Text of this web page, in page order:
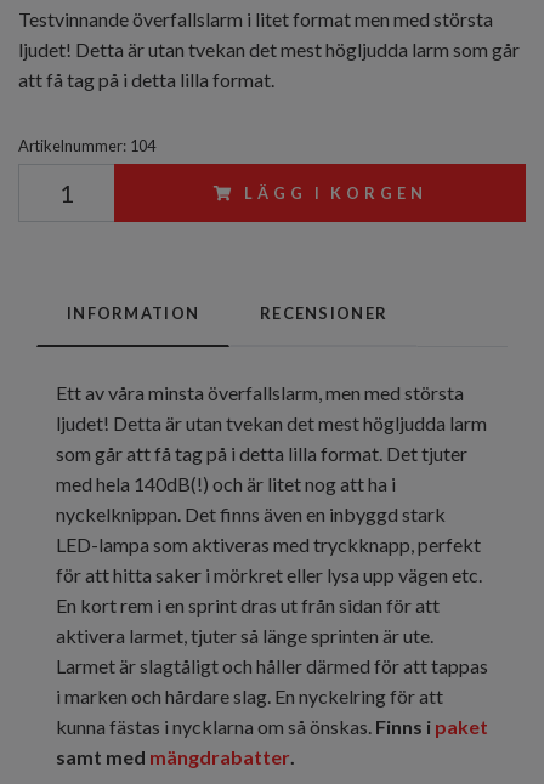
Testvinnande överfallslarm i litet format men med största
ljudet! Detta är utan tvekan det mest högljudda larm som går
att få tag på i detta lilla format.
Artikelnummer: 104
LÄGG I KORGEN
INFORMATION RECENSIONER
Ett av våra minsta överfallslarm, men med största
ljudet! Detta är utan tvekan det mest högljudda larm
som går att få tag på i detta lilla format. Det tjuter
med hela 140dB(!) och är litet nog att ha i
nyckelknippan. Det finns även en inbyggd stark
LED-lampa som aktiveras med tryckknapp, perfekt
för att hitta saker i mörkret eller lysa upp vägen etc.
En kort rem i en sprint dras ut från sidan för att
aktivera larmet, tjuter så länge sprinten är ute.
Larmet är slagtåligt och håller därmed för att tappas
i marken och hårdare slag. En nyckelring för att
kunna fästas i nycklarna om så önskas. Finns i paket
samt med mängdrabatter.